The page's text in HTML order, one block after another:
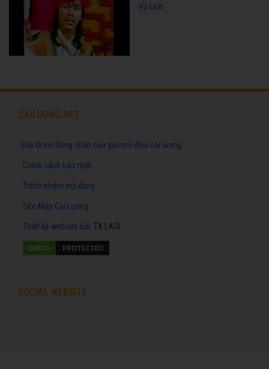
- Vũ Linh
CAILUONG.NET
Đây là nơi dừng chân của giới mộ điệu cải lương
Chính sách bảo mật
Trách nhiệm nội dung
Site-Map Cải Lương
Thiết kế website bởi: TX LAGI
SOCIAL WEBSITE